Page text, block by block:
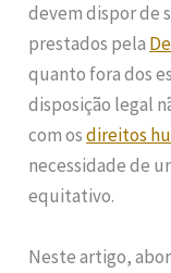
devem dispor de
prestados pela
quanto fora dos
disposição legal
com osdireitos
necessidade de
equitativo.
Neste artigo,